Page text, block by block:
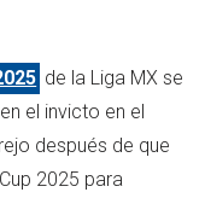
de la Liga MX se
el invicto en el
después de que
2025 para